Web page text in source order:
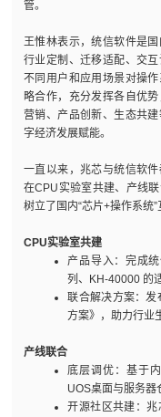
管。
王惟林表示，统信软件是
行业定制、迁移适配、交
不同用户和应用场景对操
略合作，充分发挥各自优
营销、产品创新、生态共
字经济发展赋能。
一直以来，兆芯与统信软
在CPU实验室共建、产线
树立了国内“芯片+操作系统”
CPU实验室共建
产品导入：完成
列、KH-40000 的
联合解决方案：
方案》，助力行业
产线联合
底层调优：基于
UOS桌面与服务器
开源社区共建：